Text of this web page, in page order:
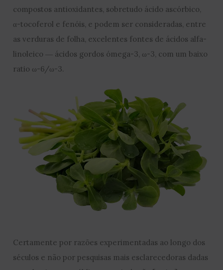
compostos antioxidantes, sobretudo ácido ascórbico,
α-tocoferol e fenóis, e podem ser consideradas, entre
as verduras de folha, excelentes fontes de ácidos alfa-
linoleico ― ácidos gordos ómega-3, ω-3, com um baixo
ratio ω-6/ω-3.
Certamente por razões experimentadas ao longo dos
séculos e não por pesquisas mais esclarecedoras dadas